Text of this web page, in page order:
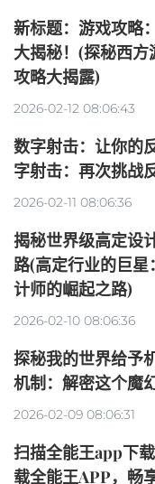
新标题：游戏攻略
大揭秘！(探秘西
攻略大揭露)
2026-02-12 08:06:43
数字射击：让你的
字射击：再次挑战
2026-02-11 08:06:36
揭秘世界级高定设
路(高定行业的巨
计师的崛起之路)
2026-02-10 08:06:36
探秘我的世界给予
机制：解密这个魔
2026-02-09 08:06:31
扫描全能王app下
载全能王APP，畅